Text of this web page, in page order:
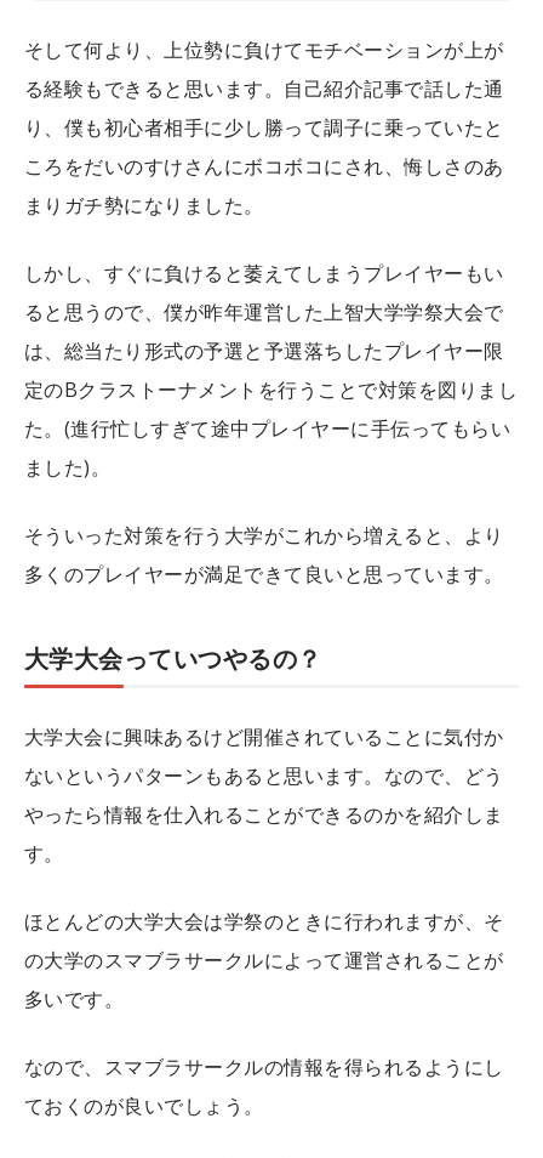
そして何より、上位勢に負けてモチベーションが上が
る経験もできると思います。自己紹介記事で話した通
り、僕も初心者相手に少し勝って調子に乗っていたと
ころをだいのすけさんにボコボコにされ、悔しさのあ
まりガチ勢になりました。
しかし、すぐに負けると萎えてしまうプレイヤーもい
ると思うので、僕が昨年運営した上智大学学祭大会で
は、総当たり形式の予選と予選落ちしたプレイヤー限
定のBクラストーナメントを行うことで対策を図りまし
た。(進行忙しすぎて途中プレイヤーに手伝ってもらい
ました)。
そういった対策を行う大学がこれから増えると、より
多くのプレイヤーが満足できて良いと思っています。
大学大会っていつやるの？
大学大会に興味あるけど開催されていることに気付か
ないというパターンもあると思います。なので、どう
やったら情報を仕入れることができるのかを紹介しま
す。
ほとんどの大学大会は学祭のときに行われますが、そ
の大学のスマブラサークルによって運営されることが
多いです。
なので、スマブラサークルの情報を得られるようにし
ておくのが良いでしょう。